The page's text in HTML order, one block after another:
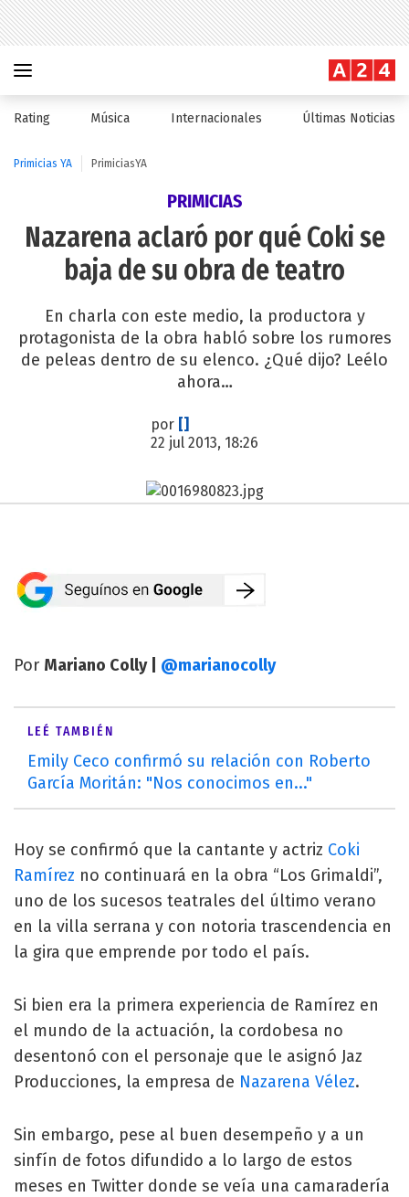
Rating Música Internacionales Últimas Noticias
Primicias YA PrimiciasYA
PRIMICIAS
Nazarena aclaró por qué Coki se
baja de su obra de teatro
En charla con este medio, la productora y
protagonista de la obra habló sobre los rumores
de peleas dentro de su elenco. ¿Qué dijo? Leélo
ahora…
por []
22 jul 2013, 18:26
Por Mariano Colly | @marianocolly
LEÉ TAMBIÉN
Emily Ceco confirmó su relación con Roberto
García Moritán: "Nos conocimos en..."
Hoy se confirmó que la cantante y actriz Coki
Ramírez no continuará en la obra “Los Grimaldi”,
uno de los sucesos teatrales del último verano
en la villa serrana y con notoria trascendencia en
la gira que emprende por todo el país.
Si bien era la primera experiencia de Ramírez en
el mundo de la actuación, la cordobesa no
desentonó con el personaje que le asignó Jaz
Producciones, la empresa de Nazarena Vélez.
Sin embargo, pese al buen desempeño y a un
sinfín de fotos difundido a lo largo de estos
meses en Twitter donde se veía una camaradería